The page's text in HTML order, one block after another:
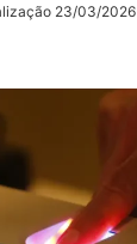
23/03/2026